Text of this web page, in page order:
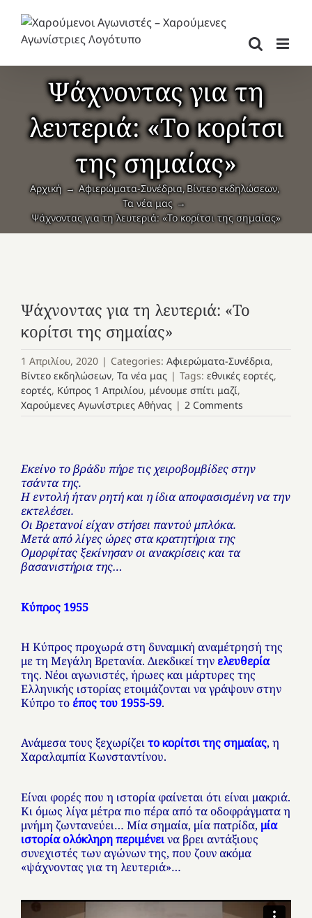
περιεχόμενο
Ψάχνοντας για τη
λευτεριά: «Το κορίτσι
της σημαίας»
Αρχική Αφιερώματα-Συνέδρια Βίντεο εκδηλώσεων
Τα νέα μας
Ψάχνοντας για τη λευτεριά: «Το κορίτσι της σημαίας»
Ψάχνοντας για τη λευτεριά: «Το
κορίτσι της σημαίας»
1 Απριλίου, 2020 | Categories: Αφιερώματα-Συνέδρια,
Βίντεο εκδηλώσεων, Τα νέα μας | Tags: εθνικές εορτές,
εορτές, Κύπρος 1 Απριλίου, μένουμε σπίτι μαζί,
Χαρούμενες Αγωνίστριες Αθήνας | 2 Comments
Εκείνο το βράδυ πήρε τις χειροβομβίδες στην
τσάντα της.
Η εντολή ήταν ρητή και η ίδια αποφασισμένη να την
εκτελέσει.
Οι Βρετανοί είχαν στήσει παντού μπλόκα.
Μετά από λίγες ώρες στα κρατητήρια της
Ομορφίτας ξεκίνησανοι ανακρίσεις και τα
βασανιστήρια της…
Κύπρος 1955
Η Κύπρος προχωρά στη δυναμική αναμέτρησή της
με τη Μεγάλη Βρετανία. Διεκδικεί την ελευθερία
της. Νέοι αγωνιστές, ήρωες και μάρτυρες της
Ελληνικής ιστορίας ετοιμάζονται να γράψουν στην
Κύπρο το έπος του 1955-59.
Ανάμεσα τους ξεχωρίζειτο κορίτσι της σημαίας, η
Χαραλαμπία Κωνσταντίνου.
Είναι φορές που η ιστορία φαίνεται ότι είναι μακριά.
Κι όμως λίγα μέτρα πιο πέρα από τα οδοφράγματα η
μνήμη ζωντανεύει… Μία σημαία, μία πατρίδα, μία
ιστορία ολόκληρη περιμένεινα βρει αντάξιους
συνεχιστές των αγώνων της, που ζουν ακόμα
«ψάχνοντας για τη λευτεριά»…